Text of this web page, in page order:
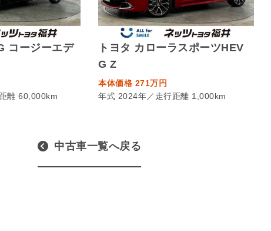
コージーエデ
離 60,000km
トヨタ カローラスポーツHEV
G Z
本体価格 271万円
年式 2024年／走行距離 1,000km
中古車一覧へ戻る